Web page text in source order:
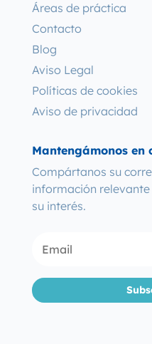
Áreas de práctica
Contacto
Blog
Aviso Legal
Políticas de cookies
Aviso de privacidad
Mantengámonos en
Compártanos su
información
su interés.